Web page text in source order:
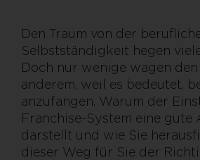
Den Traum von der
Selbstständigkeit hegen
Doch nur wenige wagen
anderem, weil es bedeutet,
anzufangen. Warum der
Franchise-System eine gute
darstellt und wie Sie
dieser Weg für Sie der